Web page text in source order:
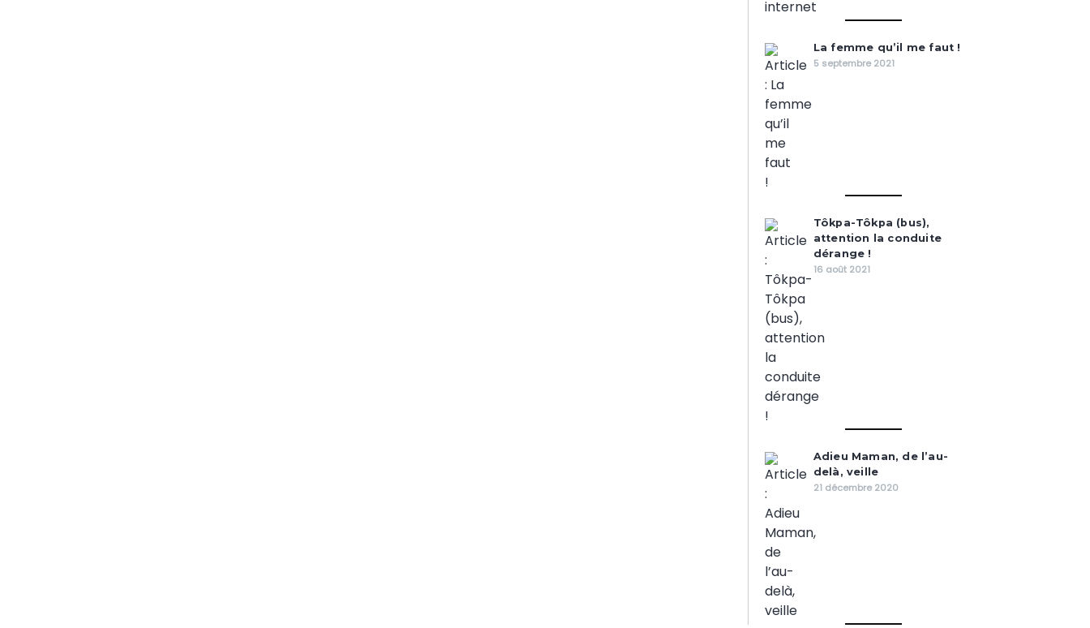
La femme qu’il me faut !
5 septembre 2021
Tôkpa-Tôkpa (bus),
attention la conduite
dérange !
16 août 2021
Adieu Maman, de l’au-
delà, veille
21 décembre 2020